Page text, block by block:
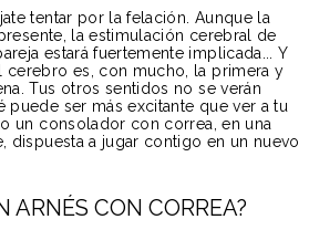
tentar por la felación. Aunque la
la estimulación cerebral de
estará fuertemente implicada... Y
es, con mucho, la primera y
Tus otros sentidos no se verán
puede ser más excitante que ver a tu
un consolador con correa, en una
dispuesta a jugar contigo en un nuevo
ARNÉS CON CORREA?